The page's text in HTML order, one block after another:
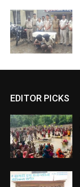
EDITOR PICKS